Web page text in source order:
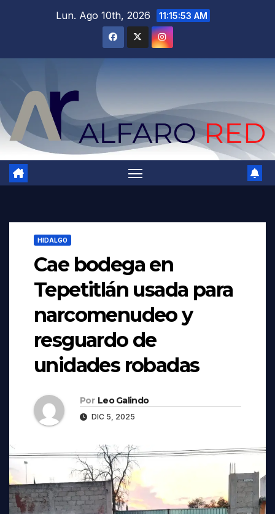
Lun. Ago 10th, 2026 11:15:55 AM
HIDALGO
Cae bodega en
Tepetitlán usada para
narcomenudeo y
resguardo de
unidades robadas
Por Leo Galindo
DIC 5, 2025